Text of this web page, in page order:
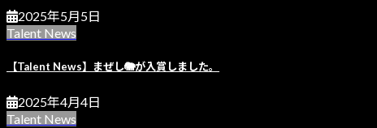
2025年5月5日
Talent News
【Talent News】まぜし🐘が入賞しました。
2025年4月4日
Talent News